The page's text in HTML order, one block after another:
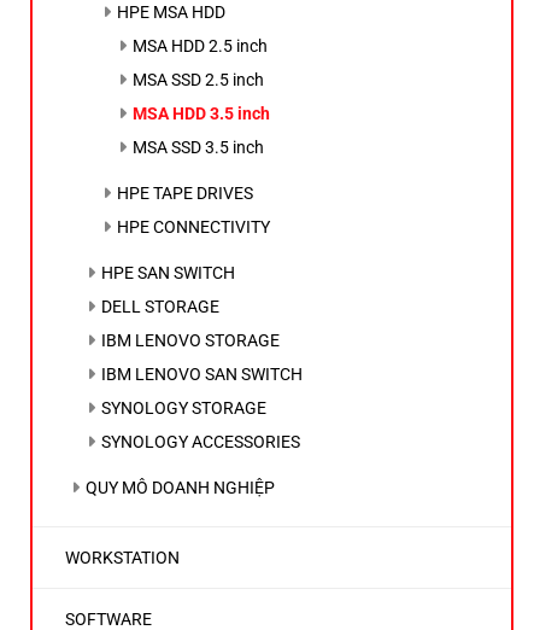
HPE MSA HDD
MSA HDD 2.5 inch
MSA SSD 2.5 inch
MSA HDD 3.5 inch
MSA SSD 3.5 inch
HPE TAPE DRIVES
HPE CONNECTIVITY
HPE SAN SWITCH
DELL STORAGE
IBM LENOVO STORAGE
IBM LENOVO SAN SWITCH
SYNOLOGY STORAGE
SYNOLOGY ACCESSORIES
QUY MÔ DOANH NGHIỆP
WORKSTATION
SOFTWARE